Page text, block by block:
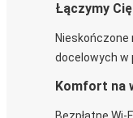
Łączymy
Nieskończone
docelowych w
Komfort na